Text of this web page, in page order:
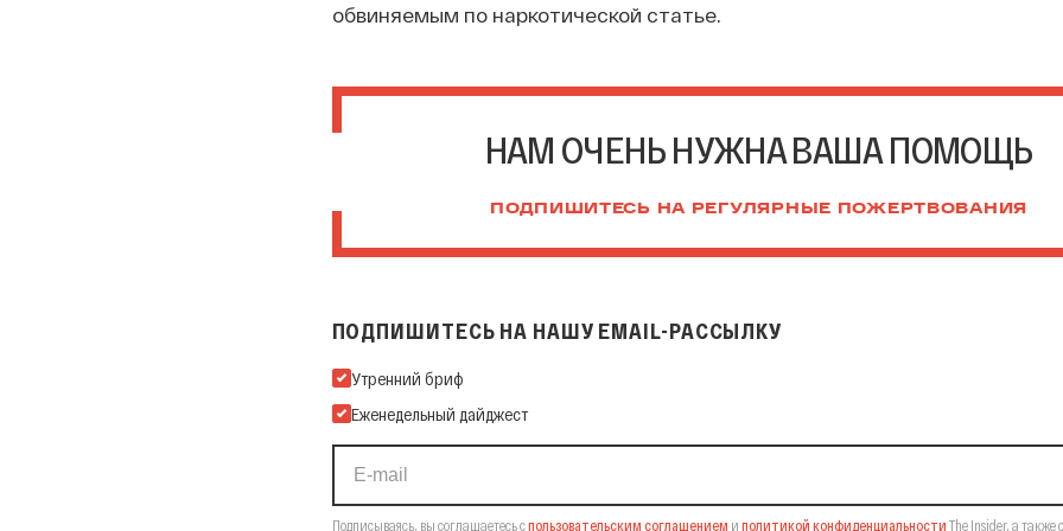
обвиняемым по наркотической статье.
НАМ ОЧЕНЬ НУЖНА ВАША ПОМОЩЬ
ПОДПИШИТЕСЬ НА РЕГУЛЯРНЫЕ ПОЖЕРТВОВАНИЯ
ПОДПИШИТЕСЬ НА НАШУ EMAIL-РАССЫЛКУ
Подпишитесь на нашу Email-рассылку
Утренний бриф
Еженедельный дайджест
Подписываясь, вы соглашаетесь спользовательским соглашением и политикой конфиденциальности The Insider, а также